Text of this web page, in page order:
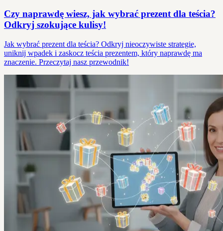
Czy naprawdę wiesz, jak wybrać prezent dla teścia?
Odkryj szokujące kulisy!
Jak wybrać prezent dla teścia? Odkryj nieoczywiste strategie,
uniknij wpadek i zaskocz teścia prezentem, który naprawdę ma
znaczenie. Przeczytaj nasz przewodnik!